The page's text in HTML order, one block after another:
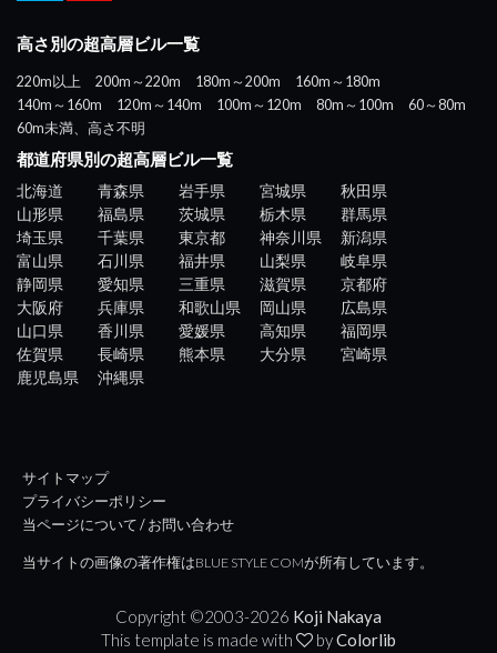
高さ別の超高層ビル一覧
220m以上 200m～220m 180m～200m
160m～180m
140m～160m
120m～140m 100m～120m 80m～100m
60～80m
60m未満、高さ不明
都道府県別の超高層ビル一覧
北海道 青森県 岩手県 宮城県
秋田県
山形県
福島県 茨城県 栃木県
群馬県
埼玉県
千葉県 東京都 神奈川県
新潟県
富山県
石川県 福井県 山梨県
岐阜県
静岡県
愛知県 三重県 滋賀県
京都府
大阪府
兵庫県 和歌山県 岡山県
広島県
山口県
香川県 愛媛県 高知県
福岡県
佐賀県
長崎県 熊本県 大分県
宮崎県
鹿児島県
沖縄県
サイトマップ
プライバシーポリシー
当ページについて / お問い合わせ
当サイトの画像の著作権はBLUE STYLE COMが所有しています。
Copyright ©2003-2026 Koji Nakaya
This template is made with
byColorlib